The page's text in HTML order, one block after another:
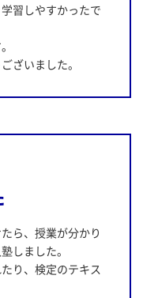
習しやすかったで
ざいました。
ら、授業が分かり
しました。
り、検定のテキス